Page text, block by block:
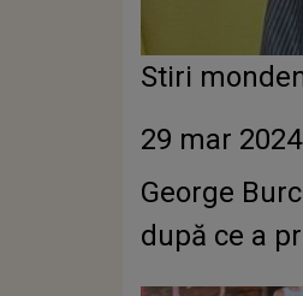
Stiri
29 mar 2024
George
după ce a